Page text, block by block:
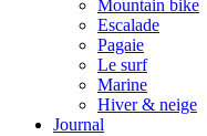
Mountain bike
Escalade
Pagaie
Le surf
Marine
Hiver & neige
Journal